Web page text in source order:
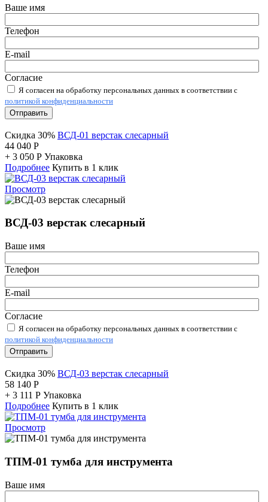
Ваше имя
Телефон
E-mail
Согласие
Я согласен на обработку персональных данных в соответствии с
политикой конфиденциальности
Отправить
Скидка 30% ВСД-01 верстак слесарный
44 040 Р
+ 3 050 Р Упаковка
Подробнее Купить в 1 клик
Просмотр
ВСД-03 верстак слесарный
Ваше имя
Телефон
E-mail
Согласие
Я согласен на обработку персональных данных в соответствии с
политикой конфиденциальности
Отправить
Скидка 30% ВСД-03 верстак слесарный
58 140 Р
+ 3 111 Р Упаковка
Подробнее Купить в 1 клик
Просмотр
ТПМ-01 тумба для инструмента
Ваше имя